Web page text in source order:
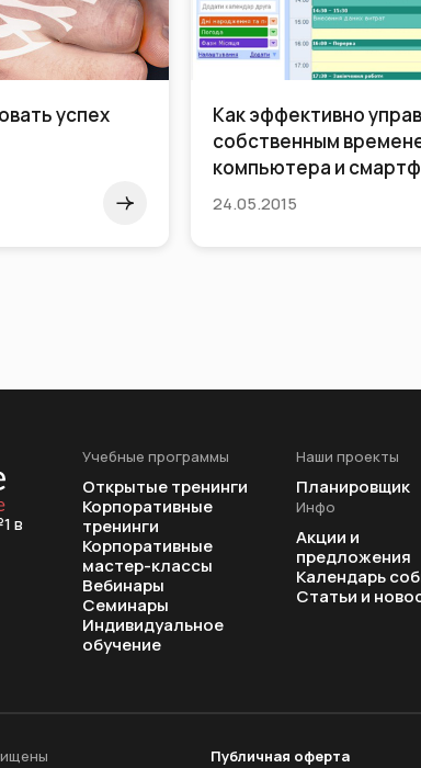
успех
Как эффективно
собственным
компьютера и
24.05.2015
в
Учебные программы
Открытые тренинги
Корпоративные
тренинги
Корпоративные
мастер-классы
Вебинары
Семинары
Индивидуальное
обучение
Наши проекты
Планировщик
Инфо
Акции и
предложения
Календарь
Статьи и
Публичная оферта